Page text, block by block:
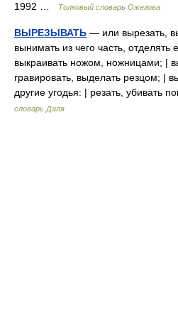
1992 …
Толковый словарь Ожегова
ВЫРЕЗЫВАТЬ — или вырезать,
вынимать из чего часть,
выкраивать ножом, ножницами; |
гравировать, выделать резцом; |
другие угодья: | резать, убивать
словарь Даля